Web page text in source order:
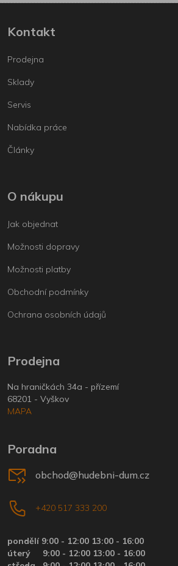
Kontakt
Prodejna
Sklady
Servis
Nabídka práce
Články
O nákupu
Jak objednat
Možnosti dopravy
Možnosti platby
Obchodní podmínky
Ochrana osobních údajů
Prodejna
Na hraničkách 34a - přízemí
68201 - Vyškov
MAPA
Poradna
obchod@hudebni-dum.cz
+420 517 333 200
pondělí 9:00 - 12:00 13:00 - 16:00
úterý 9:00 - 12:00 13:00 - 16:00